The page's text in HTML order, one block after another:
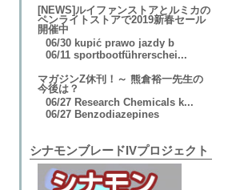
[NEWS]ルイファンストアとルミカの
ペンライトストアで2019新春セール
開催中
06/30 kupić prawo jazdy b
06/11 sportbootführerschei...
マガジンZ休刊！～ 熊倉裕一先生の
今後は？
06/27 Research Chemicals k...
06/27 Benzodiazepines
シナモンブレードIVプロジェクト